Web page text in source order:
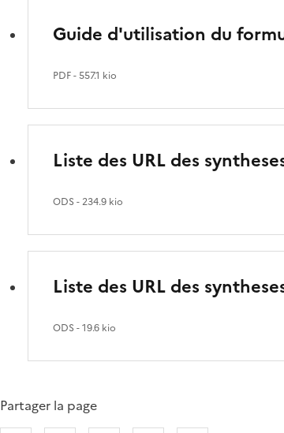
Guide d'utilisation du
PDF- 557.1 kio
Liste des URL des
ODS - 234.9 kio
Liste des URL des
ODS - 19.6 kio
Partager la page